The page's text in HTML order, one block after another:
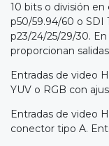
10 bits o división
p50/59.94/60 o SDI
p23/24/25/29/30.
proporcionan
Entradas de video
YUV o RGB con
Entradas de video
conector tipo A.